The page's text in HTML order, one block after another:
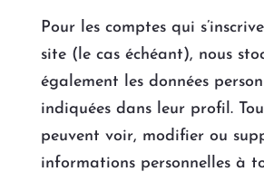
Pour les comptes qui
site (le cas échéant), nous
également les données
indiquées dans leur profil.
peuvent voir, modifier ou
informations personnelles à